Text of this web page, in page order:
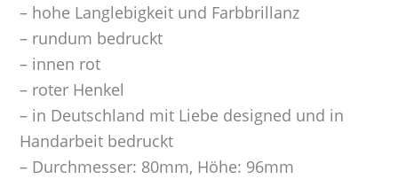
– hohe Langlebigkeit und Farbbrillanz
– rundum bedruckt
– innen rot
– roter Henkel
– in Deutschland mit Liebe designed und in
Handarbeit bedruckt
– Durchmesser: 80mm, Höhe: 96mm